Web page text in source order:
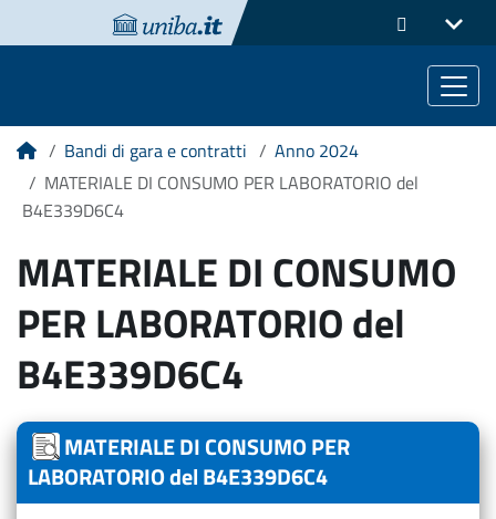
HomeBandi di gara e contratti
Anno 2024
MATERIALE DI CONSUMO PER LABORATORIO del
B4E339D6C4
MATERIALE DI CONSUMO
PER LABORATORIO del
B4E339D6C4
MATERIALE DI CONSUMO PER
LABORATORIO del B4E339D6C4